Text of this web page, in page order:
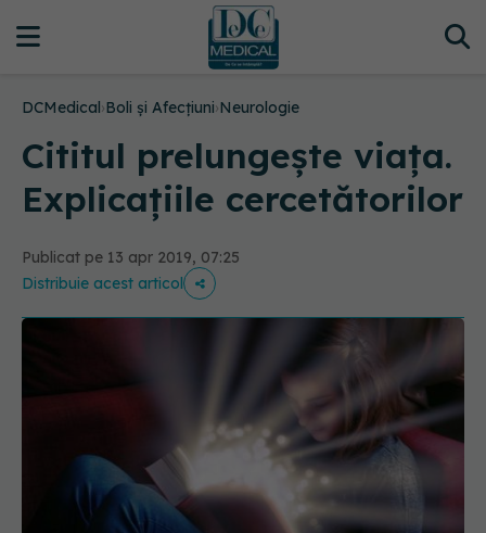
DCMedical›Boli și Afecțiuni›Neurologie
Cititul prelungește viața.
Explicațiile cercetătorilor
Publicat pe 13 apr 2019, 07:25
Distribuie acest articol